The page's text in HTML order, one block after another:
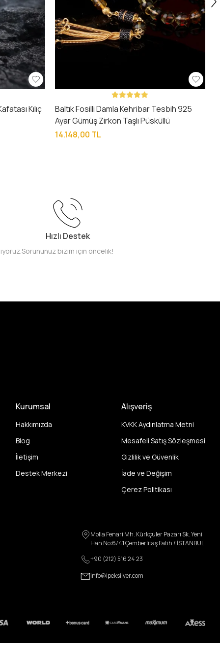
Kılıç
Baltık Fosilli Damla Kehribar Tesbih 925
Ayar Gümüş Zirkon Taşlı Püsküllü
14.148,00 TL
Hızlı Destek
Sorununuz bizim için öncelik!
Kurumsal
Hakkımızda
Blog
İletişim
Destek Merkezi
Alışveriş
KVKK Aydınlatma Metni
Mesafeli Satış Sözleşmesi
Gizlilik ve Güvenlik
İade ve Değişim
Çerez Politikası
Molla Fenari Mh. Kürkçüler Pazarı Sk. Yeni
Han No:6/41 Çemberlitaş Fatih / İSTANBUL
+90 (212) 516 24 23
info@ipeksilver.com